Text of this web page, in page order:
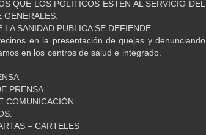
QUE LOS POLÍTICOS ESTÉN AL SERVICIO DEL
GENERALES.
SANIDAD PUBLICA SE DEFIENDE
en la presentación de quejas y denunciando
en los centros de salud e integrado.
PRENSA
COMUNICACIÓN
– CARTELES